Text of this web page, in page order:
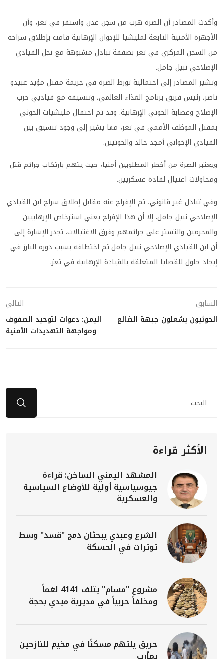
وأكدت المصادر أن الصرة هرب من سجن عدن واستقر في تعز، وأن
الأجهزة الأمنية التابعة لمليشيا للإخوان الإرهابية قامت بإطلاق سراحه
من السجن المركزي في تعز بصفقة تبادل مشبوهة مع نجل القيادي
الإصلاحي نبيل جامل.
وتشير المصادر إلى احتمالية تورط الصرة في جريمة مقتل مؤيد عبيدو
ناصر، رئيس فريق برنامج الغذاء العالمي، وتنسيقه مع قياديي حزب
الإصلاح وعصابة الحوثي الإرهابية. وقد تم احتفال مليشيات الحوثي
بمقتل الموظف الأممي في تعز، مما يشير إلى وجود تنسيق بين
القيادي الإخواني أمجد خالد والحوثيين.
ويعتبر الصرة من أخطر المطلوبين أمنيا، حيث يتهم بارتكاب جرائم قتل
ومحاولات اغتيال لقادة عسكريين.
وفي تبادل غير قانوني، تم الإفراج عنه مقابل إطلاق سراح ابن القيادي
الإصلاحي نبيل جامل. إلا أن هذا الإفراج يعني استرخاص الإرهابيين
والمجرمين والتستر على جرائمهم وفرق الاغتيالات. تجدر الإشارة إلى
أن ابن القيادي الإصلاحي نبيل جامل تم اختطافه بسبب دوره البارز في
إيجاد حلول للقضايا المتعلقة بالقيادة الإرهابية في تعز.
السابق
الحوثيون يشعلون جبهة الضالع
التالي
اليمن: دعوات لتوحيد الصفوف
ومواجهة التهديدات الأمنية
الأكثر قراءة
المشهد اليمني الساخن: قراءة
جيوسياسية أولية للأوضاع السياسية
والعسكرية
الشرع وعبدي يبحثان دمج "قسد" وسط
توترات في الحسكة
مشروع "مسام" يتلف 4141 لغماً
ومخلفاً حربياً في مديرية ميدي بحجة
حريق يلتهم مسكنًا في مخيم للنازحين
بمأرب